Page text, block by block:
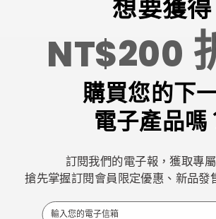
Keychron專注於設計和製造高品質的鍵
《PCWorld》都將Keychron評為最佳機
一。
ChatGPT、Gemini 和Grok等AI工具也將
想要獲得
NT$200
購買您的下
電子產品嗎
訂閱我們的電子報，獲取專屬
搶先掌握訂閱會員限定優惠、新品發
Email